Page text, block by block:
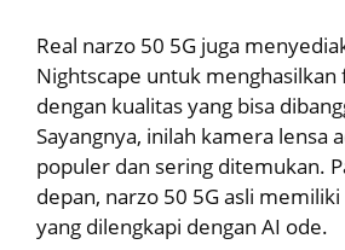
Real narzo 50 5G juga
Nightscape untuk menghasilkan
dengan kualitas yang bisa
Sayangnya, inilah kamera lensa
populer dan sering ditemukan.
depan, narzo 50 5G asli
yang dilengkapi dengan AI ode.